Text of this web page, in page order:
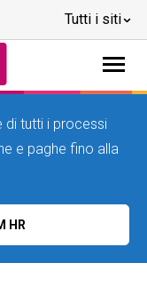
Tutti i siti
di tutti i processi
e paghe fino alla
HR